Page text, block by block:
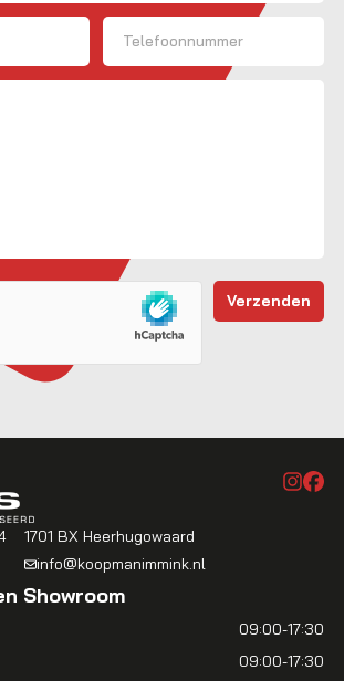
Telefoon
1701 BX Heerhugowaard
info@koopmanimmink.nl
Showroom
09:00-17:30
09:00-17:30